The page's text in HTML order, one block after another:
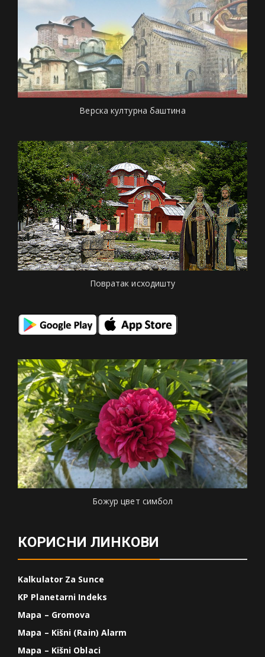
Верска културна баштина
Повратак исходишту
Божур цвет симбол
КОРИСНИ ЛИНКОВИ
Kalkulator Za Sunce
KP Planetarni Indeks
Mapa – Gromova
Mapa – Kišni (Rain) Alarm
Mapa – Kišni Oblaci